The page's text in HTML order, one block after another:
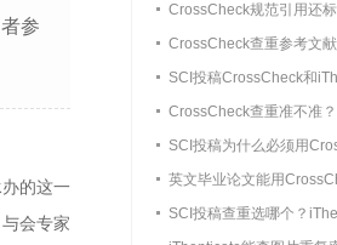
参
的这一
会专家